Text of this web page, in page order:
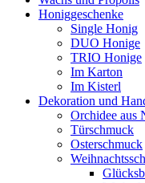
Honiggeschenke
Single Honig
DUO Honige
TRIO Honige
Im Karton
Im Kisterl
Dekoration und
Orchidee aus
Türschmuck
Osterschmuck